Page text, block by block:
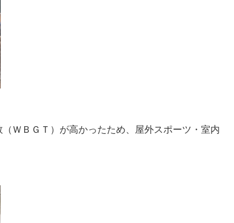
ＷＢＧＴ）が高かったため、屋外スポーツ・室内